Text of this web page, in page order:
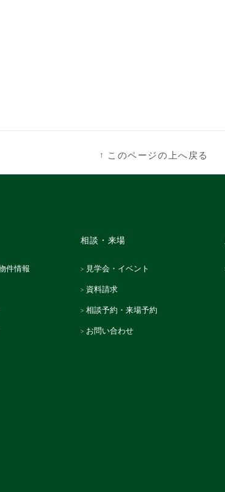
↑ このページの上へ戻る
件情報
相談・来場
見学会・イベント
資料請求
相談予約・来場予約
お問い合わせ